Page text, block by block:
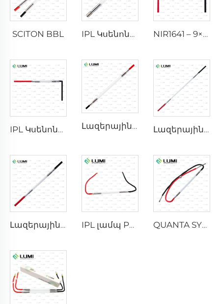
SCITON BBL IPL Կսենոնային լամպ P1640 – 7×47×110 մմ NIR1641 – 9×45×110 մմ
IPL Կսենոնային լամպ P1541 – 9×45×100 մմ Լազերային կսենոնային լամպ L2741 – 7×100×167 մմ Լազերային քսենոնային լամպ L2851-5×105×175 մմ
Լազերային քսենոնային լամպ L2021-7×65×130 մմ IPL լամպ P2021-7×65×130 մմ QUANTA SYSTEM